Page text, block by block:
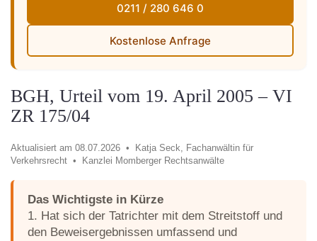
0211 / 280 646 0
Kostenlose Anfrage
BGH, Urteil vom 19. April 2005 – VI
ZR 175/04
Aktualisiert am 08.07.2026 •
Katja Seck, Fachanwältin für
Verkehrsrecht •
Kanzlei Momberger Rechtsanwälte
Das Wichtigste in Kürze
1. Hat sich der Tatrichter mit dem Streitstoff und
den Beweisergebnissen umfassend und